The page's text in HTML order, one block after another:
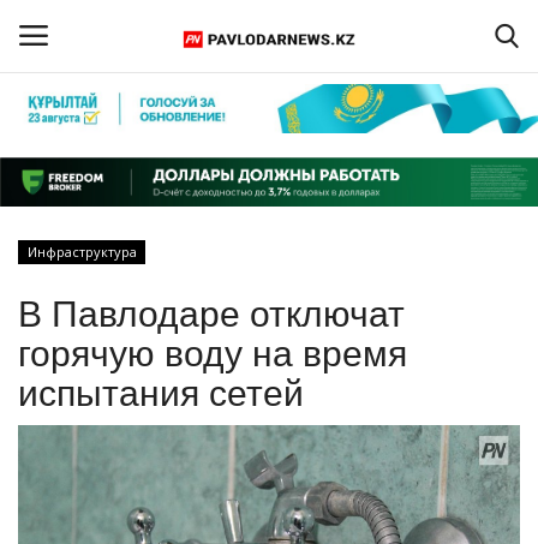
Регистрация
Главная
ПАВЛОДАРСКАЯ ОБЛАСТЬ
КАЗАХСТАН
СПЕЦПРОЕКТЫ
Инфраструктура
В Павлодаре отключат
горячую воду на время
испытания сетей